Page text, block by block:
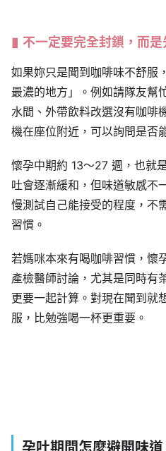
不一定要完全封鎖，而
如果妳只是聞到咖啡味不舒服
最濃的地方」。例如請隊友幫
水間、外帶飲料改選沒有咖啡
機在座位附近，可以詢問是否
懷孕中期約 13～27 週，也就
吐會逐漸緩和，但味道敏感不
慢測試自己能接受的程度，不
習慣。
若媽咪本來有喝咖啡習慣，懷
產檢醫師討論，尤其是同時有
更要一起計算。對現在聞到就
服，比勉強喝一杯更重要。
孕吐期間怎麼避開味